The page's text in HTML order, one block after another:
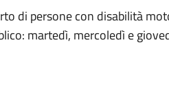
persone con disabilità
martedì, mercoledì e